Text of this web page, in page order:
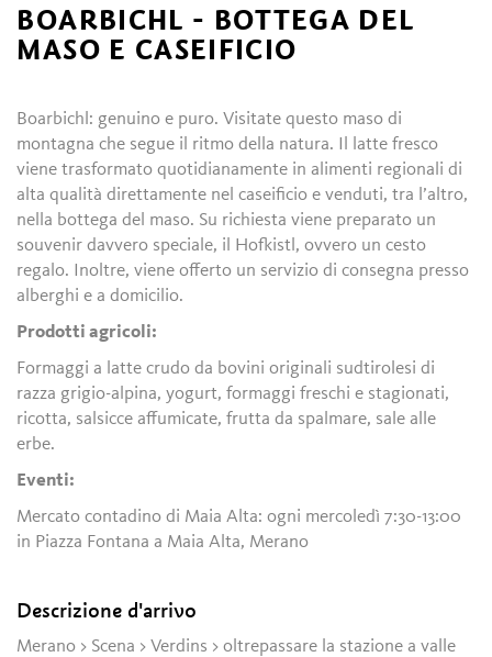
BOARBICHL - BOTTEGA DEL
MASO E CASEIFICIO
Boarbichl: genuino e puro. Visitate questo maso di
montagna che segue il ritmo della natura. Il latte fresco
viene trasformato quotidianamente in alimenti regionali di
alta qualità direttamente nel caseificio e venduti, tra l’altro,
nella bottega del maso. Su richiesta viene preparato un
souvenir davvero speciale, il Hofkistl, ovvero un cesto
regalo. Inoltre, viene offerto un servizio di consegna presso
alberghi e a domicilio.
Prodotti agricoli:
Formaggi a latte crudo da bovini originali sudtirolesi di
razza grigio-alpina, yogurt, formaggi freschi e stagionati,
ricotta, salsicce affumicate, frutta da spalmare, sale alle
erbe.
Eventi:
Mercato contadino di Maia Alta: ogni mercoledì 7:30-13:00
in Piazza Fontana a Maia Alta, Merano
Descrizione d'arrivo
Merano > Scena > Verdins > oltrepassare la stazione a valle